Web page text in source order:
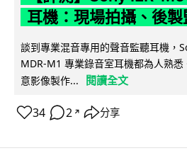
耳機：現場拍攝、後
談到專業混音專用的聲音監聽耳機，
MDR-M1 專業錄音室耳機都為人熟
意影像製作...
閱讀全文
34 2 ↗ 分享